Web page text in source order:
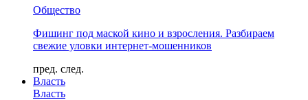
Общество
Фишинг под маской кино и взросления. Разбираем
свежие уловки интернет-мошенников
пред. след.
Власть
Власть